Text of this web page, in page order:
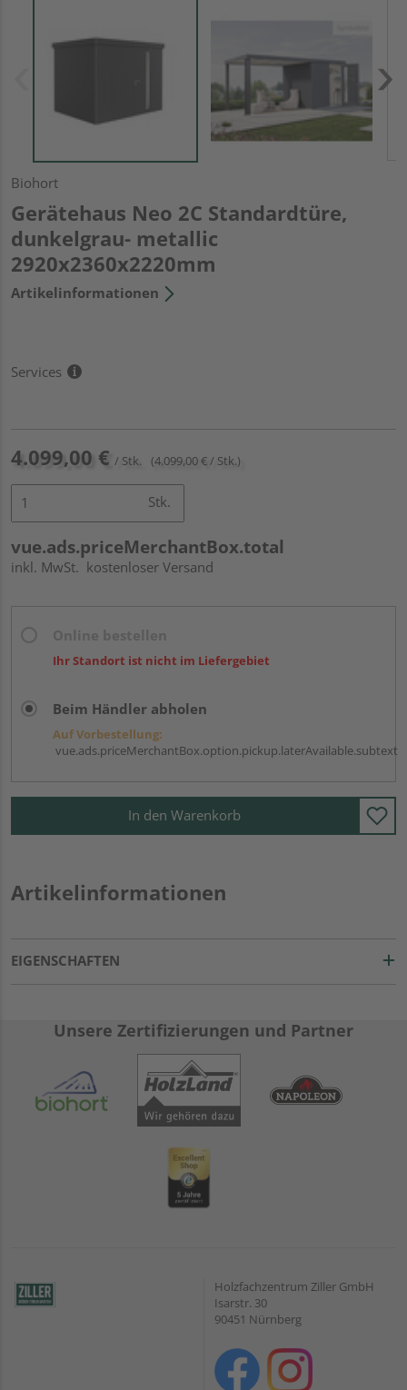
Biohort
Gerätehaus Neo 2C Standardtüre,
dunkelgrau- metallic
2920x2360x2220mm
Artikelinformationen
Services
4.099,00 € / Stk. (4.099,00 € / Stk.)
Stk.
vue.ads.priceMerchantBox.total
inkl. MwSt. kostenloser Versand
Ihr Standort ist nicht im Liefergebiet
Beim Händler abholen
Auf Vorbestellung:
vue.ads.priceMerchantBox.option.pickup.laterAvailable.subtext
In den Warenkorb
Artikelinformationen
EIGENSCHAFTEN
Unsere Zertifizierungen und Partner
Holzfachzentrum Ziller GmbH
Isarstr. 30
90451 Nürnberg